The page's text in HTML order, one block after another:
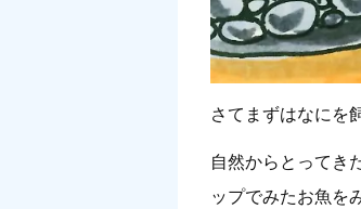
さてまずはなにを
自然からとってき
ップでみたお魚を